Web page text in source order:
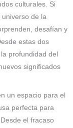
culturales. Si
de la
desafían y
estas dos
profundidad del
significados
un espacio para el
perfecta para
el fracaso